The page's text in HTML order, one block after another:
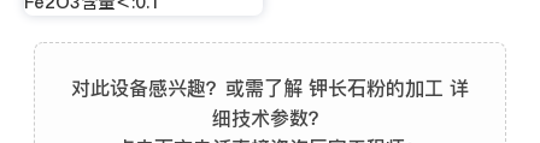
对此设备感兴趣？或需了解 钾长石粉的加工 详
细技术参数？